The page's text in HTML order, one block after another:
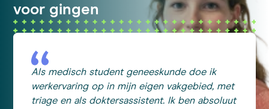
voor gingen
Als medisch student geneeskunde doe ik
werkervaring op in mijn eigen vakgebied, met
triage en als doktersassistent. Ik ben absoluut